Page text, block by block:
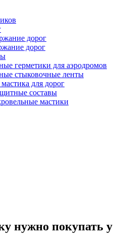
дорог
дорог
герметики для аэродромов
стыковочные ленты
для дорог
составы
мастики
нужно покупать у